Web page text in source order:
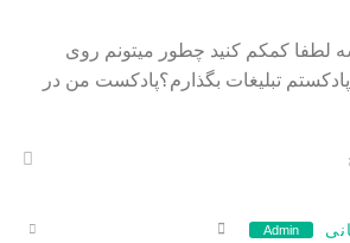
لطفا کمکم کنید چطور میتونم روی
پادکستم تبلیغات بگذارم؟پادکست من در
Admin